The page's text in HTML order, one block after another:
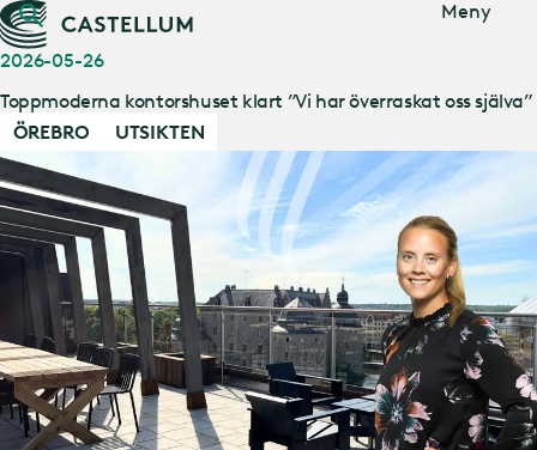
Meny
2026-05-26
Toppmoderna kontorshuset klart ”Vi har överraskat oss själva”
ÖREBRO
UTSIKTEN